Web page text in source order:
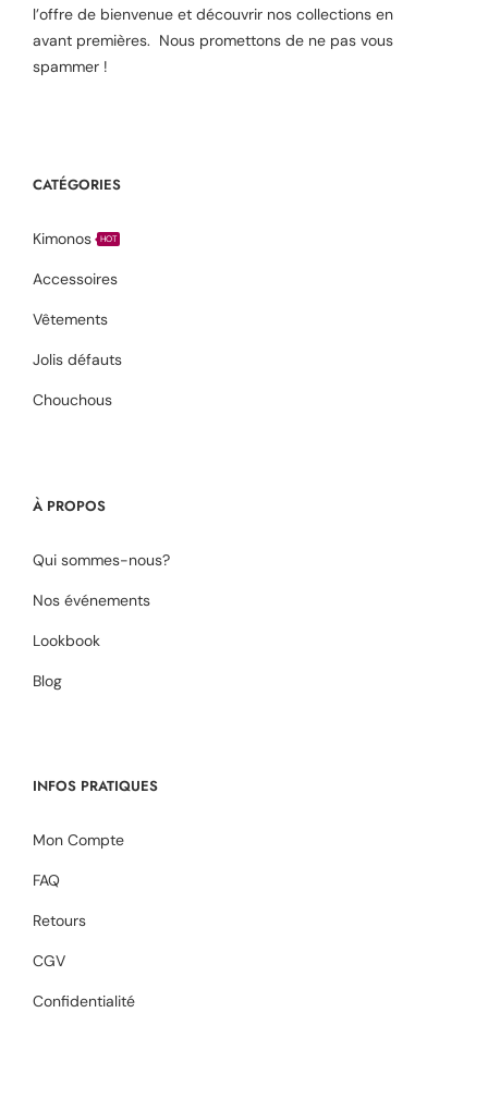
l’offre de bienvenue et découvrir nos collections en
avant premières. Nous promettons de ne pas vous
spammer !
CATÉGORIES
Kimonos HOT
Accessoires
Vêtements
Jolis défauts
Chouchous
À PROPOS
Qui sommes-nous?
Nos événements
Lookbook
Blog
INFOS PRATIQUES
Mon Compte
FAQ
Retours
CGV
Confidentialité